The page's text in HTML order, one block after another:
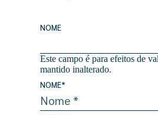
NOME
Este campo é para efeitos de
mantido inalterado.
NOME*